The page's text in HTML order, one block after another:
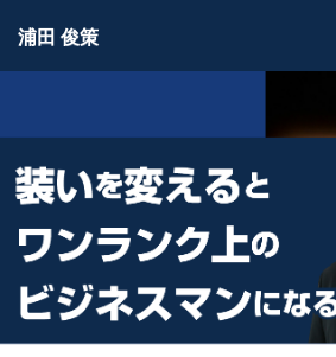
浦田 俊策